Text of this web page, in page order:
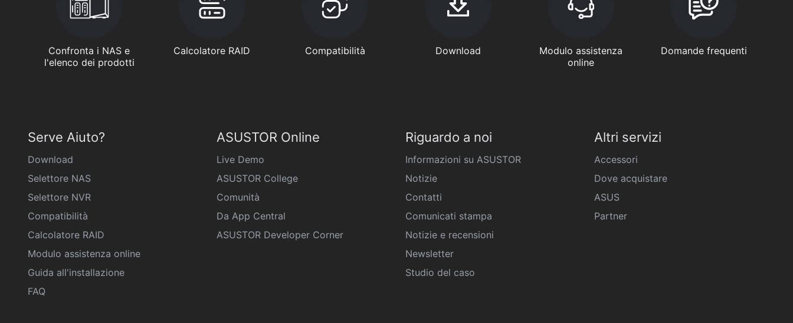
Confronta i NAS e
l'elenco dei prodotti
Calcolatore RAID Compatibilità Download
Modulo assistenza
online
Domande frequenti
Serve Aiuto?
Download
Selettore NAS
Selettore NVR
Compatibilità
Calcolatore RAID
Modulo assistenza online
Guida all'installazione
FAQ
ASUSTOR Online
Live Demo
ASUSTOR College
Comunità
Da App Central
ASUSTOR Developer Corner
Riguardo a noi
Informazioni su ASUSTOR
Notizie
Contatti
Comunicati stampa
Notizie e recensioni
Newsletter
Studio del caso
Altri servizi
Accessori
Dove acquistare
ASUS
Partner